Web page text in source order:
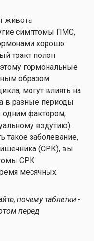
живота
симптомы ПМС,
хорошо
тракт полон
гормональные
образом
могут влиять на
в разные периоды
одним фактором,
вздутию).
такое заболевание,
(СРК), вы
СРК
месячных.
почему таблетки -
перед